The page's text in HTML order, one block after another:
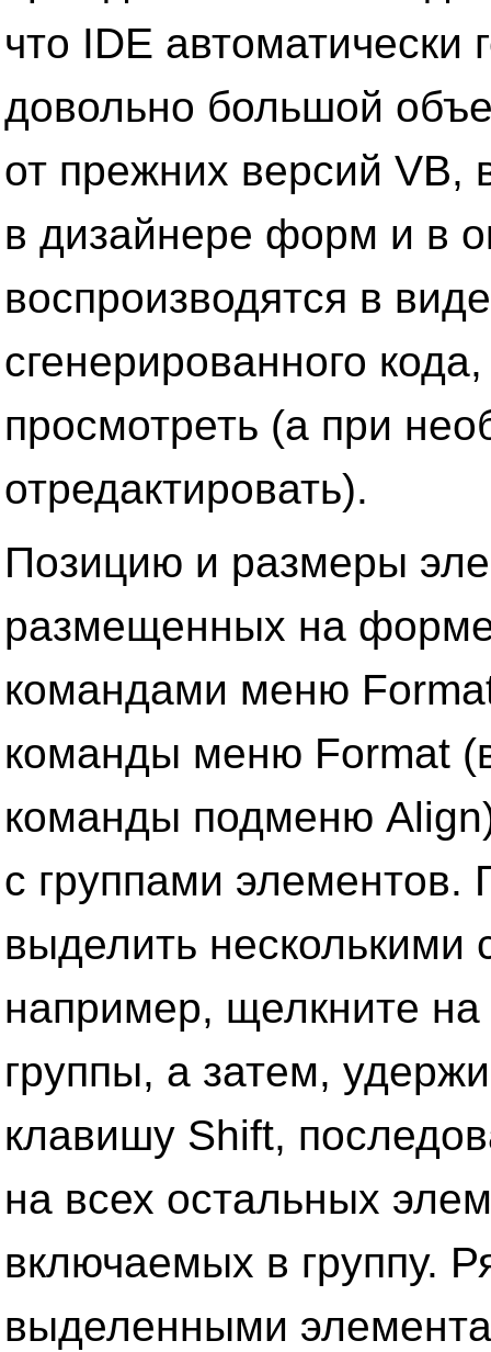
что IDE автоматически
довольно большой
от прежних версий VB,
в дизайнере форм и в
воспроизводятся в виде
сгенерированного
просмотреть (а при
отредактировать).
Позицию и размеры
размещенных на
командами меню
команды меню Format
команды подменю
с группами элементов.
выделить несколькими
например, щелкните
группы, а затем,
клавишу Shift,
на всех остальных
включаемых в группу.
выделенными